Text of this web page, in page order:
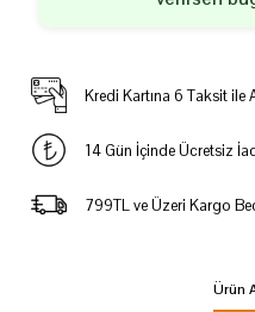
Kredi Kartına 6 Taksit ile
14 Gün İçinde Ücretsiz
799TL ve Üzeri Kargo
Ürün